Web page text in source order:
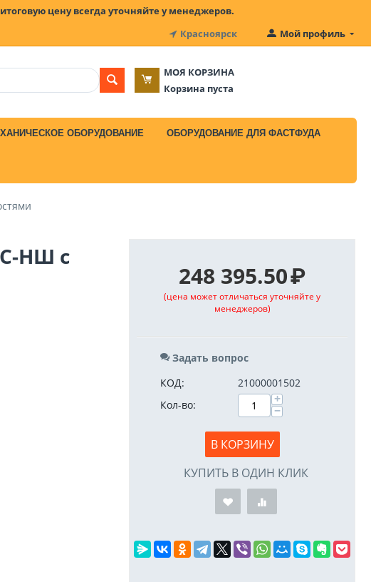
цену всегда уточняйте у менеджеров.
Красноярск
Мой профиль
МОЯ КОРЗИНА
Корзина пуста
ОБОРУДОВАНИЕ ОБОРУДОВАНИЕ ДЛЯ ФАСТФУДА
НШ с
248 395.50₽
(цена может отличаться уточняйте у
менеджеров)
Задать вопрос
КОД:
21000001502
Кол-во:
+
−
В КОРЗИНУ
КУПИТЬ В ОДИН КЛИК